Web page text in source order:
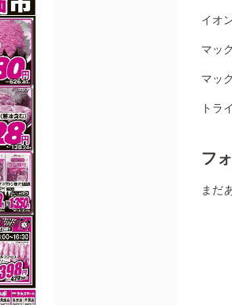
イオ
マッ
マッ
トラ
フ
まだ